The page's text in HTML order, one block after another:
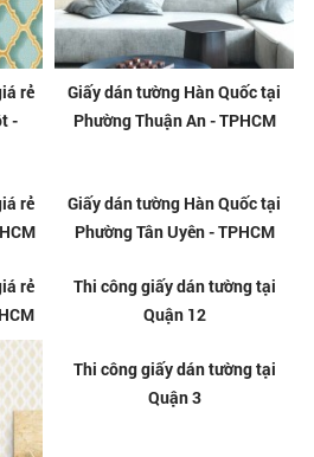
rẻ
-
Giấy dán tường Hàn Quốc tại
Phường Thuận An - TPHCM
rẻ